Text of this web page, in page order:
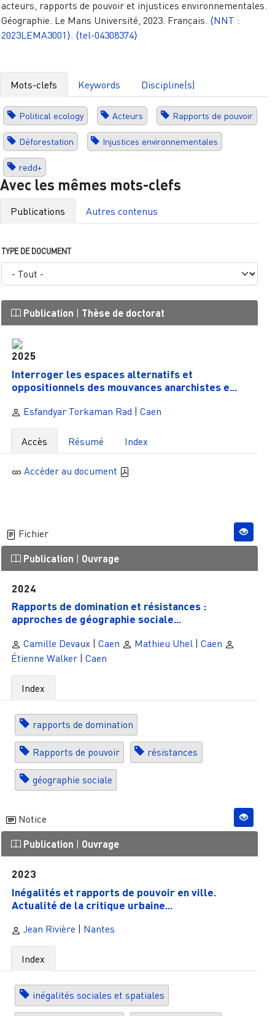
acteurs, rapports de pouvoir et injustices environnementales.
Géographie. Le Mans Université, 2023. Français. ⟨NNT :
2023LEMA3001⟩ ⟨tel-04308374⟩
Mots-clefs Keywords Discipline(s)
Political ecology Acteurs Rapports de pouvoir
Déforestation Injustices environnementales
redd+
Avec les mêmes mots-clefs
Publications Autres contenus
TYPE DE DOCUMENT
Publication Thèse de doctorat
2025
Ιnterrοger les espaces alternatifs et
οppοsitiοnnels des mοuvances anarchistes e...
Esfandyar Torkaman Rad | Caen
Accès Résumé Index
Accèder au document
Fichier
Publication Ouvrage
2024
Rapports de domination et résistances :
approches de géographie sociale...
Camille Devaux Caen Mathieu Uhel| Caen
Étienne Walker| Caen
Index
rapports de domination
Rapports de pouvoir résistances
géographie sociale
Notice
Publication Ouvrage
2023
Inégalités et rapports de pouvoir en ville.
Actualité de la critique urbaine...
Jean Rivière Nantes
Index
inégalités sociales et spatiales